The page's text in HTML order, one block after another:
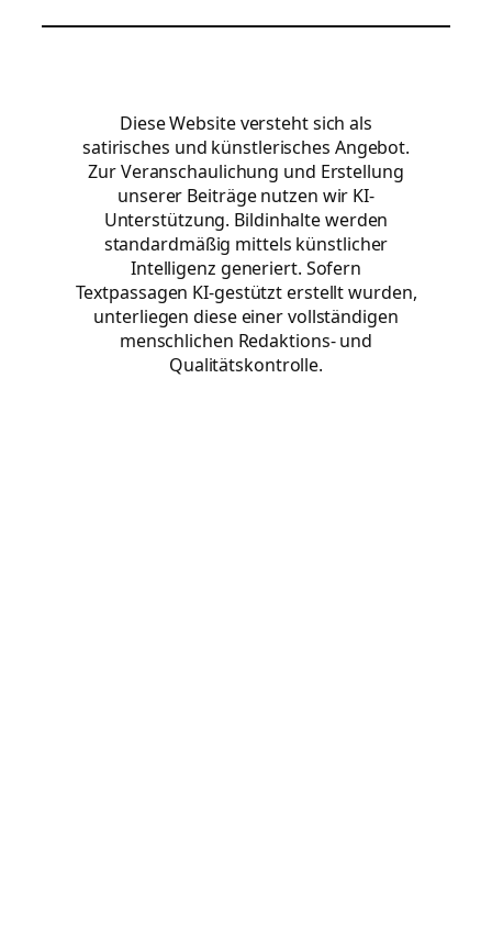
Diese Website versteht sich als
satirisches und künstlerisches Angebot.
Zur Veranschaulichung und Erstellung
unserer Beiträge nutzen wir KI-
Unterstützung. Bildinhalte werden
standardmäßig mittels künstlicher
Intelligenz generiert. Sofern
Textpassagen KI-gestützt erstellt wurden,
unterliegen diese einer vollständigen
menschlichen Redaktions- und
Qualitätskontrolle.